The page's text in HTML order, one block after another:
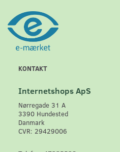
KONTAKT
Internetshops ApS
Nørregade 31 A
3390 Hundested
Danmark
CVR: 29429006